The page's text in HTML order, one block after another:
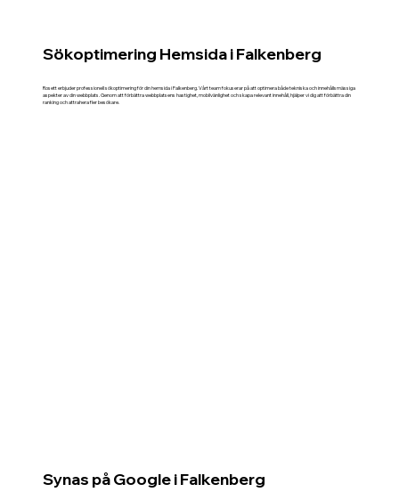
Rosett erbjuder professionell sökoptimering för din hemsida i Falkenberg. Vårt team fokuserar på att optimera både tekniska och innehållsmässiga
aspekter av din webbplats. Genom att förbättra webbplatsens hastighet, mobilvänlighet och skapa relevant innehåll, hjälper vi dig att förbättra din
ranking och attrahera fler besökare.
Sökoptimering Hemsida i Falkenberg
Synas på Google i Falkenberg